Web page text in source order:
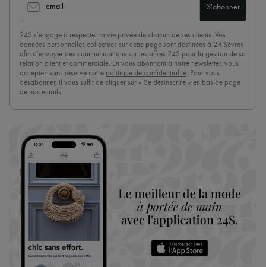
email S'abonner
24S s’engage à respecter la vie privée de chacun de ses clients. Vos
données personnelles collectées sur cette page sont destinées à 24 Sèvres
afin d’envoyer des communications sur les offres 24S pour la gestion de sa
relation client et commerciale. En vous abonnant à notre newsletter, vous
acceptez sans réserve notre politique de confidentialité. Pour vous
désabonner, il vous suffit de cliquer sur « Se désinscrire » en bas de page
de nos emails.